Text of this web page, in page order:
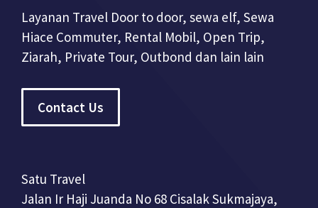
Layanan Travel Door to door, sewa elf, Sewa
Hiace Commuter, Rental Mobil, Open Trip,
Ziarah, Private Tour, Outbond dan lain lain
Contact Us
Satu Travel
Jalan Ir Haji Juanda No 68 Cisalak Sukmajaya,